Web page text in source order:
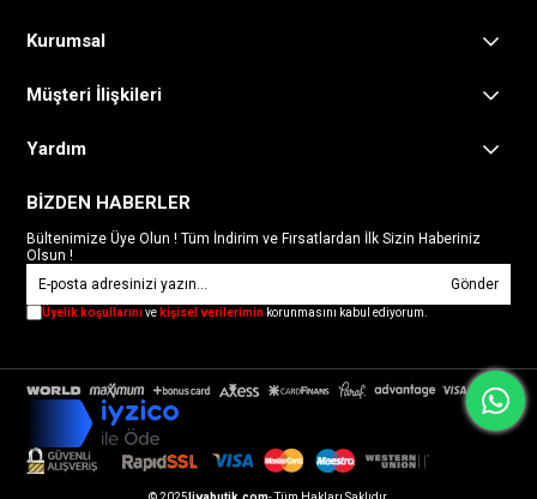
Kurumsal
Müşteri İlişkileri
Yardım
BİZDEN HABERLER
Bültenimize Üye Olun ! Tüm İndirim ve Fırsatlardan İlk Sizin Haberiniz
Olsun !
Gönder
Üyelik koşullarınıve kişisel verilerimin korunmasını kabul ediyorum.